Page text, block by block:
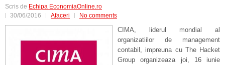
Scris de Echipa EconomiaOnline.ro
30/06/2016
Afaceri No comments
CIMA, liderul mondial al
organizatiilor de management
contabil, impreuna cu The Hacket
Group organizeaza joi, 16 iunie